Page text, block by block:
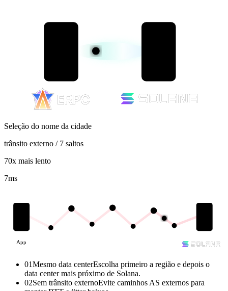
Seleção do nome da cidade
trânsito externo / 7 saltos
70x mais lento
7ms
App
01Mesmo data centerEscolha primeiro a região e depois o
data center mais próximo de Solana.
02Sem trânsito externoEvite caminhos AS externos para